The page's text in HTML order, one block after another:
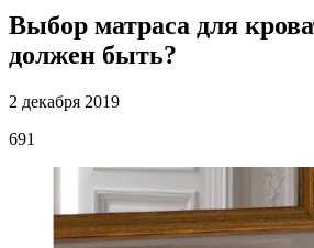
Выбор матраса для
должен быть?
2 декабря 2019
691